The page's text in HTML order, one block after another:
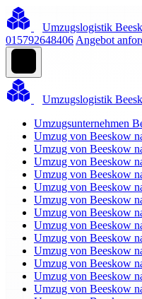
Umzugslogistik
015792648406 Angebot
Umzugslogistik
Umzugsunternehmen
Umzug von Beeskow
Umzug von Beeskow
Umzug von Beeskow
Umzug von Beeskow
Umzug von Beeskow
Umzug von Beeskow
Umzug von Beeskow
Umzug von Beeskow
Umzug von Beeskow
Umzug von Beeskow
Umzug von Beeskow
Umzug von Beeskow
Umzug von Beeskow